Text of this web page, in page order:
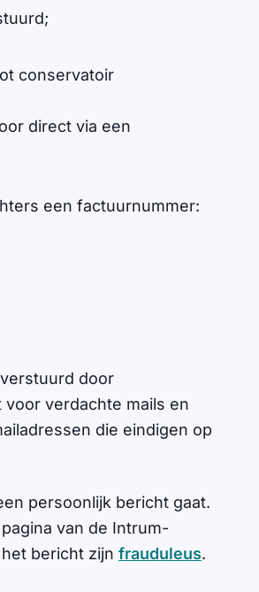
conservatoir
direct via een
een factuurnummer:
door
voor verdachte mails en
die eindigen op
persoonlijk bericht gaat.
van de Intrum-
bericht zijn frauduleus.